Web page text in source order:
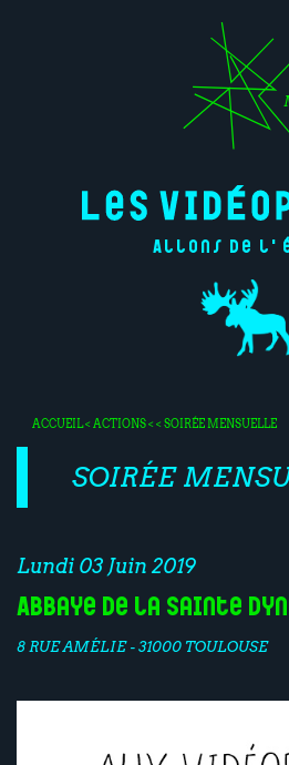
Allons de
ACCUEIL<ACTIONS< < SOIRÉE MENSUELLE
SOIRÉE
Lundi 03 Juin 2019
Abbaye de la Sainte
8 RUE AMÉLIE - 31000 TOULOUSE